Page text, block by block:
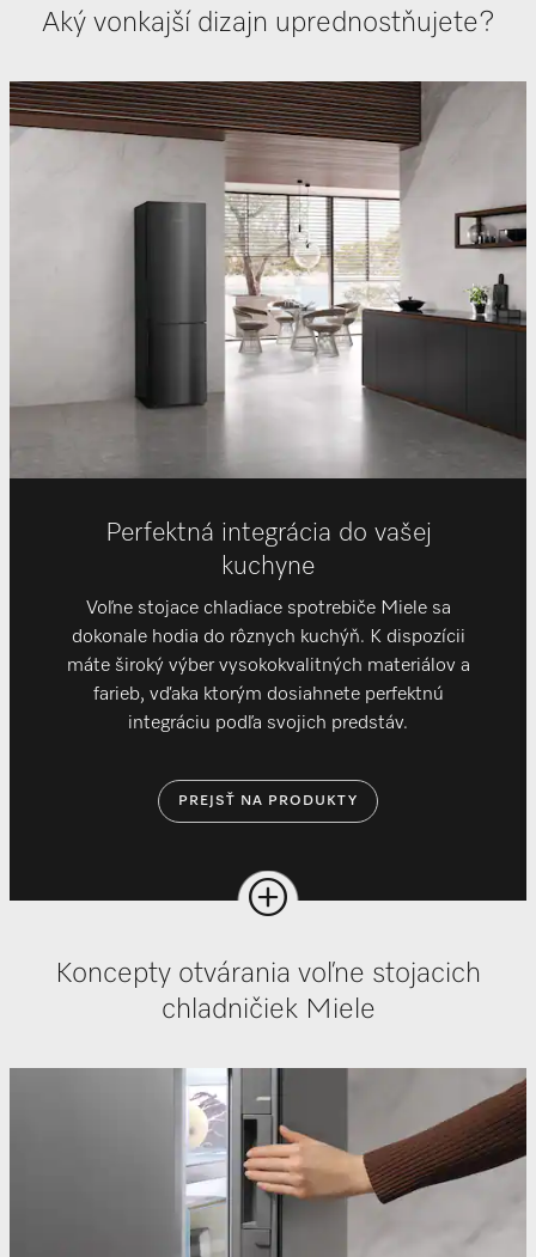
Aký vonkajší dizajn uprednostňujete?
Perfektná integrácia do vašej
kuchyne
Voľne stojace chladiace spotrebiče Miele sa
dokonale hodia do rôznych kuchýň. K dispozícii
máte široký výber vysokokvalitných materiálov a
farieb, vďaka ktorým dosiahnete perfektnú
integráciu podľa svojich predstáv.
PREJSŤ NA PRODUKTY
Koncepty otvárania voľne stojacich
chladničiek Miele